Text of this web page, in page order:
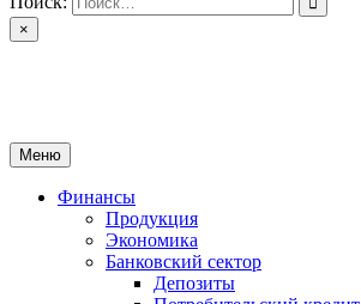
×
Меню
Финансы
Продукция
Экономика
Банковский сектор
Депозиты